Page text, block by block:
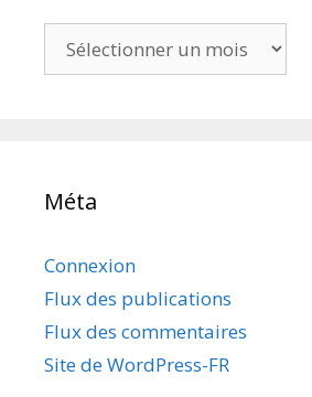
Méta
Connexion
Flux des publications
Flux des commentaires
Site de WordPress-FR